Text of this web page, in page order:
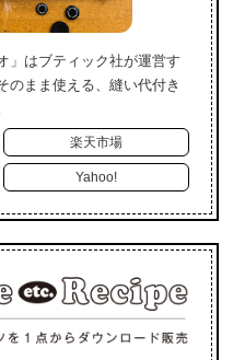
」はブティック社が運営す
のまま使える、縫い代付き
楽天市場
Yahoo!